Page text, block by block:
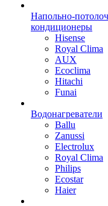
Напольно-
кондиционеры
Hisense
Royal Clima
AUX
Ecoclima
Hitachi
Funai
Водонагреватели
Ballu
Zanussi
Electrolux
Royal Clima
Philips
Ecostar
Haier